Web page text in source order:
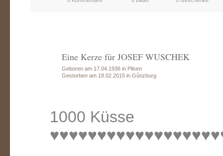
Eine Kerze für JOSEF WUSCHEK
Geboren am 17.04.1936 in Pilsen
Gestorben am 18.02.2015 in Gůnzburg
1000 Küsse